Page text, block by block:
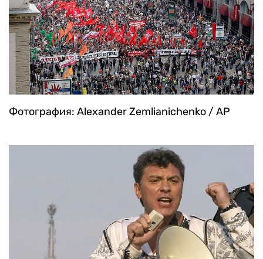
Фотография: Alexander Zemlianichenko / AP